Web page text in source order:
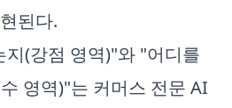
된다.
(강점 영역)"와 "어디를
영역)"는 커머스 전문 AI